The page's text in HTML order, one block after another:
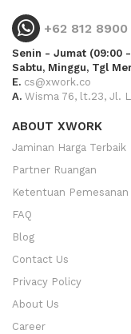
+62 812
Senin - Jumat (09:00 -
Sabtu, Minggu, Tgl
E. cs@xwork.co
A. Wisma 76, lt.23, Jl.
ABOUT XWORK
Jaminan Harga Terbaik
Partner Ruangan
Ketentuan Pemesanan
FAQ
Blog
Contact Us
Privacy Policy
About Us
Career